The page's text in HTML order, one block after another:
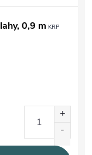
0,9 m KRP